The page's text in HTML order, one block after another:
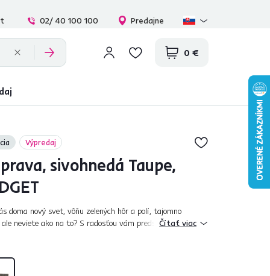
02/ 40 100 100 Predajne
0 €
Výpredaj
sivohnedá Taupe,
doma nový svet, vôňu zelených hôr a polí, tajomno
neviete ako na to? S radosťou vám predstavujeme
Čítať viac